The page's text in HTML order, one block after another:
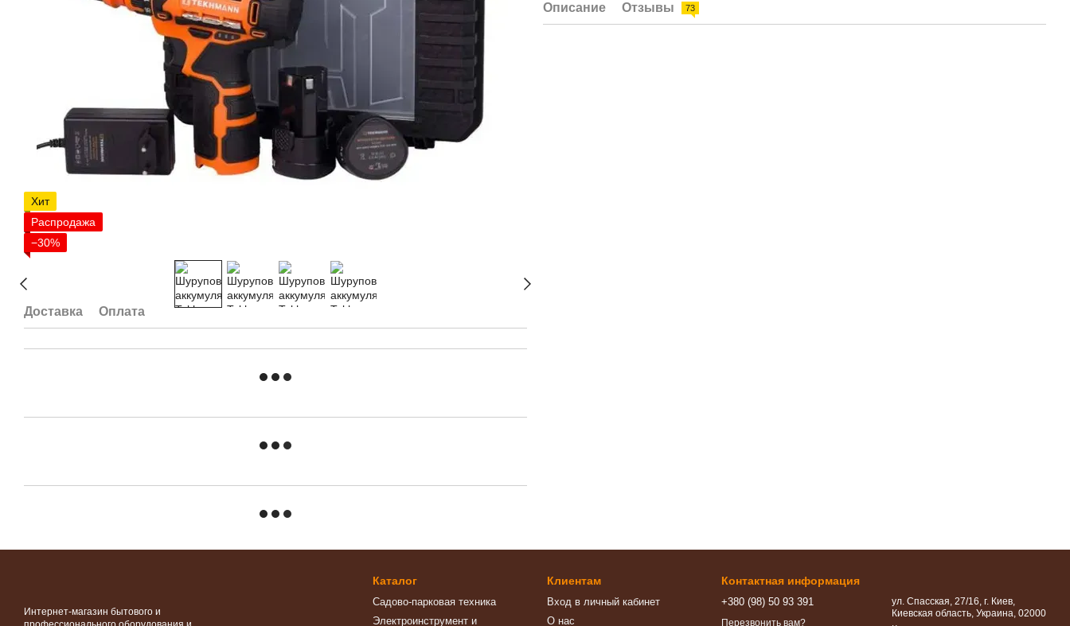
Хит
Распродажа
−30%
Доставка Оплата
Описание Отзывы 73
Интернет-магазин бытового и
Каталог
Садово-парковая техника
Электроинструмент и
Клиентам
Вход в личный кабинет
О нас
Контактная информация
+380 (98) 50 93 391
Перезвонить вам?
ул. Спасская, 27/16, г. Киев,
Киевская область, Украина, 02000